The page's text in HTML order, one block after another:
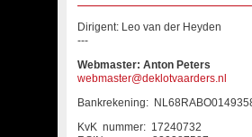
Dirigent: Leo van der Heyden
---
Webmaster: Anton Peters
webmaster@deklotvaarders.nl
Bankrekening:
KvK nummer: 17240732